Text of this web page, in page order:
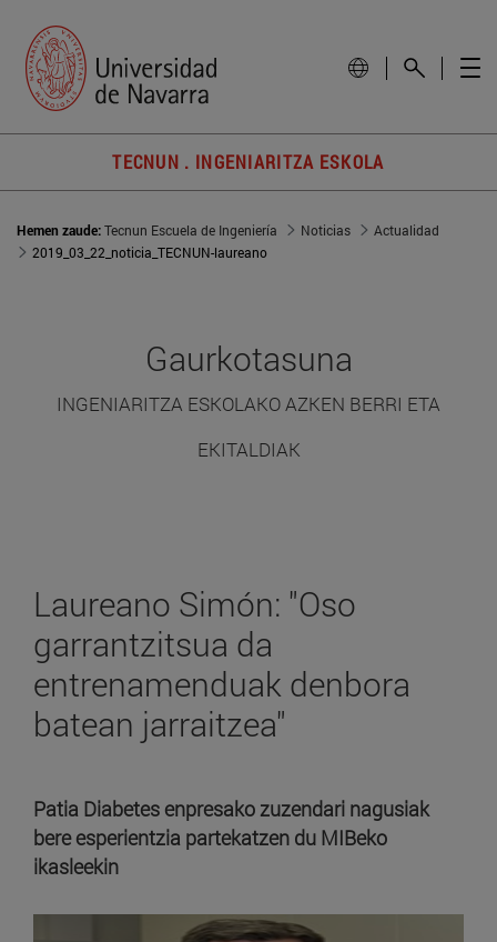
TECNUN . INGENIARITZA ESKOLA
Hemen zaude:Tecnun Escuela de Ingeniería Noticias
Actualidad
2019_03_22_noticia_TECNUN-laureano
Gaurkotasuna
INGENIARITZA ESKOLAKO AZKEN BERRI ETA
EKITALDIAK
Laureano Simón: "Oso
garrantzitsua da
entrenamenduak denbora
batean jarraitzea"
Patia Diabetes enpresako zuzendari nagusiak
bere esperientzia partekatzen du MIBeko
ikasleekin